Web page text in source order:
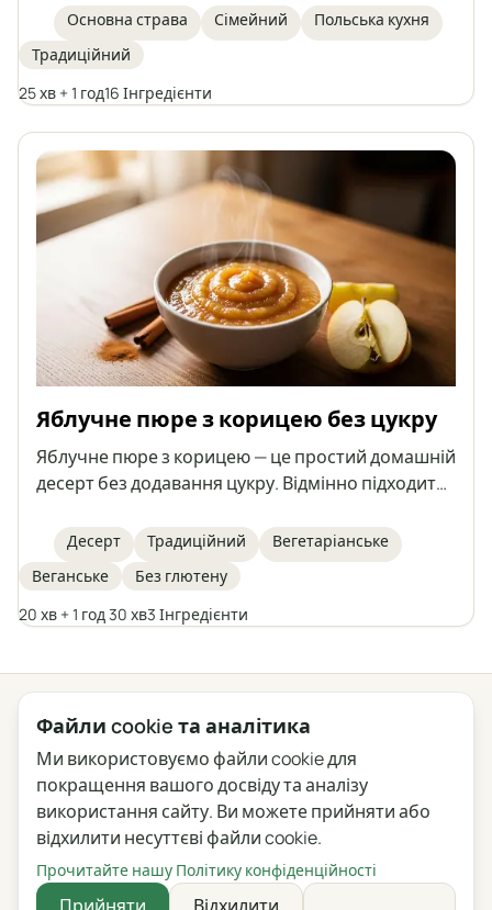
печерицями, цибулею, часником і помідорами в
ароматному соусі. Страва загущується
сметаною з борошном і крохмалем, без
додавання готового бульйону. Свинина
насиченого смаку. Ідеально підходить до
картоплі, каші або свіжого багета.
Основна страва Сімейний
Польська кухня
Традиційний
25 хв + 1 год16 Інгредієнти
Яблучне пюре з корицею без цукру
Яблучне пюре з корицею — це простий домашній
десерт без додавання цукру. Відмінно підходить
можна приготувати про запас і зберігати
тривалий час.
Десерт Традиційний
Вегетаріанське
Веганське
Без глютену
20 хв + 1 год 30 хв3 Інгредієнти
← Усі категорії
КонфіденційністьУмовиБлогЗворотний зв'язок
Журнал змінНалаштування файлів cookie
English
Polski Português
Français
Deutsch
Italiano Español Русский
Файли cookie та аналітика
Ми використовуємо файли cookie для
покращення вашого досвіду та аналізу
використання сайту. Ви можете прийняти або
відхилити несуттєві файли cookie.
Прочитайте нашу Політику конфіденційності